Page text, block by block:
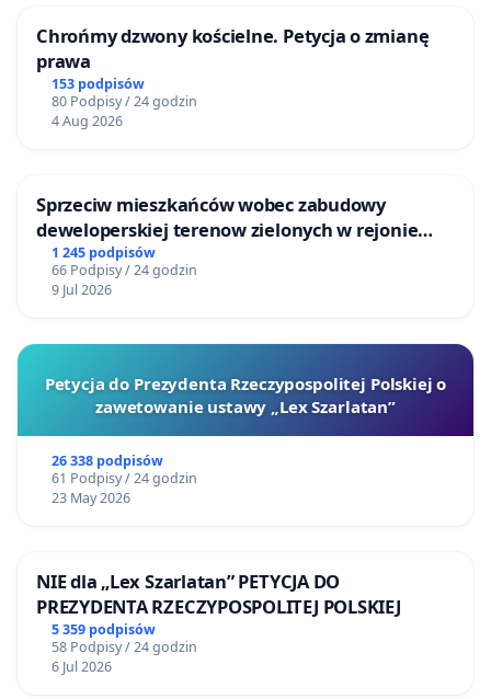
Chrońmy dzwony kościelne. Petycja o zmianę
prawa
153 podpisów
80 Podpisy / 24 godzin
4 Aug 2026
Sprzeciw mieszkańców wobec zabudowy
deweloperskiej terenow zielonych w rejonie
Bulwarów Straceńskich w Bielsku-Białej
1 245 podpisów
66 Podpisy / 24 godzin
9 Jul 2026
Petycja do Prezydenta Rzeczypospolitej Polskiej o
zawetowanie ustawy „Lex Szarlatan”
26 338 podpisów
61 Podpisy / 24 godzin
23 May 2026
NIE dla „Lex Szarlatan” PETYCJA DO
PREZYDENTA RZECZYPOSPOLITEJ POLSKIEJ
5 359 podpisów
58 Podpisy / 24 godzin
6 Jul 2026